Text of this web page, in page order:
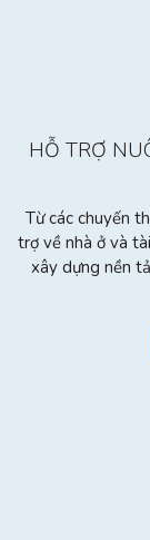
HỖ TRỢ
Từ các chuyến
trợ về nhà ở và
xây dựng nền